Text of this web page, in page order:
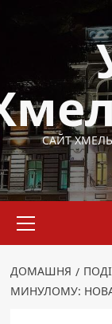
САЙТ
меню
ДОМАШНЯ
МИНУЛОМУ: НОВА